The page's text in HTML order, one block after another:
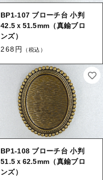
BP1-107 ブローチ台 小判
42.5ｘ51.5mm（真鍮ブロ
ンズ）
268円
（税込）
BP1-108 ブローチ台 小判
51.5ｘ62.5mm（真鍮ブロ
ンズ）